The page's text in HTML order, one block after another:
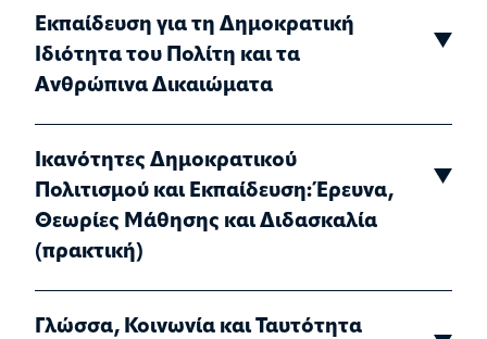
Εκπαίδευση για τη Δημοκρατική
Ιδιότητα του Πολίτη και τα
Ανθρώπινα Δικαιώματα
Ικανότητες Δημοκρατικού
Πολιτισμού και Εκπαίδευση: Έρευνα,
Θεωρίες Μάθησης και Διδασκαλία
(πρακτική)
Γλώσσα, Κοινωνία και Ταυτότητα